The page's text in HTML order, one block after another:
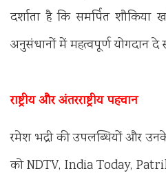
दर्शाता है कि समर्पित शौकिया
अनुसंधानों में महत्वपूर्ण योगदान दे
राष्ट्रीय और अंतरराष्ट्रीय पहचान
रमेश भद्री की उपलब्धियों और उनके
को NDTV, India Today,